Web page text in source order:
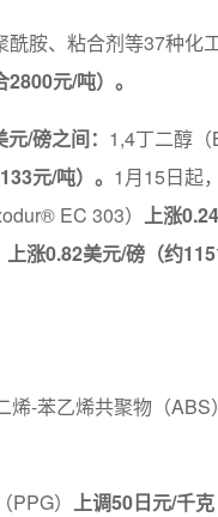
胺、粘合剂等37种化工
元/吨）。
/磅之间： 1,4丁二醇（
元/吨）。 1月15日起
EC 303） 上涨
上涨0.82美元/磅（约
-苯乙烯共聚物（ABS
） 上调50日元/千